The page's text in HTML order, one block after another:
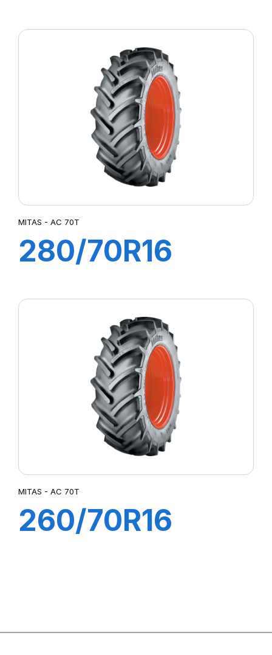
(12.4R24)
MITAS - AC 70T
280/70R16
(112B) TL AC
MITAS - AC 70T
260/70R16
70T